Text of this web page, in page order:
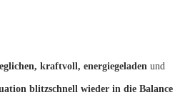
kraftvoll, energiegeladen und
blitzschnell wieder in die Balance